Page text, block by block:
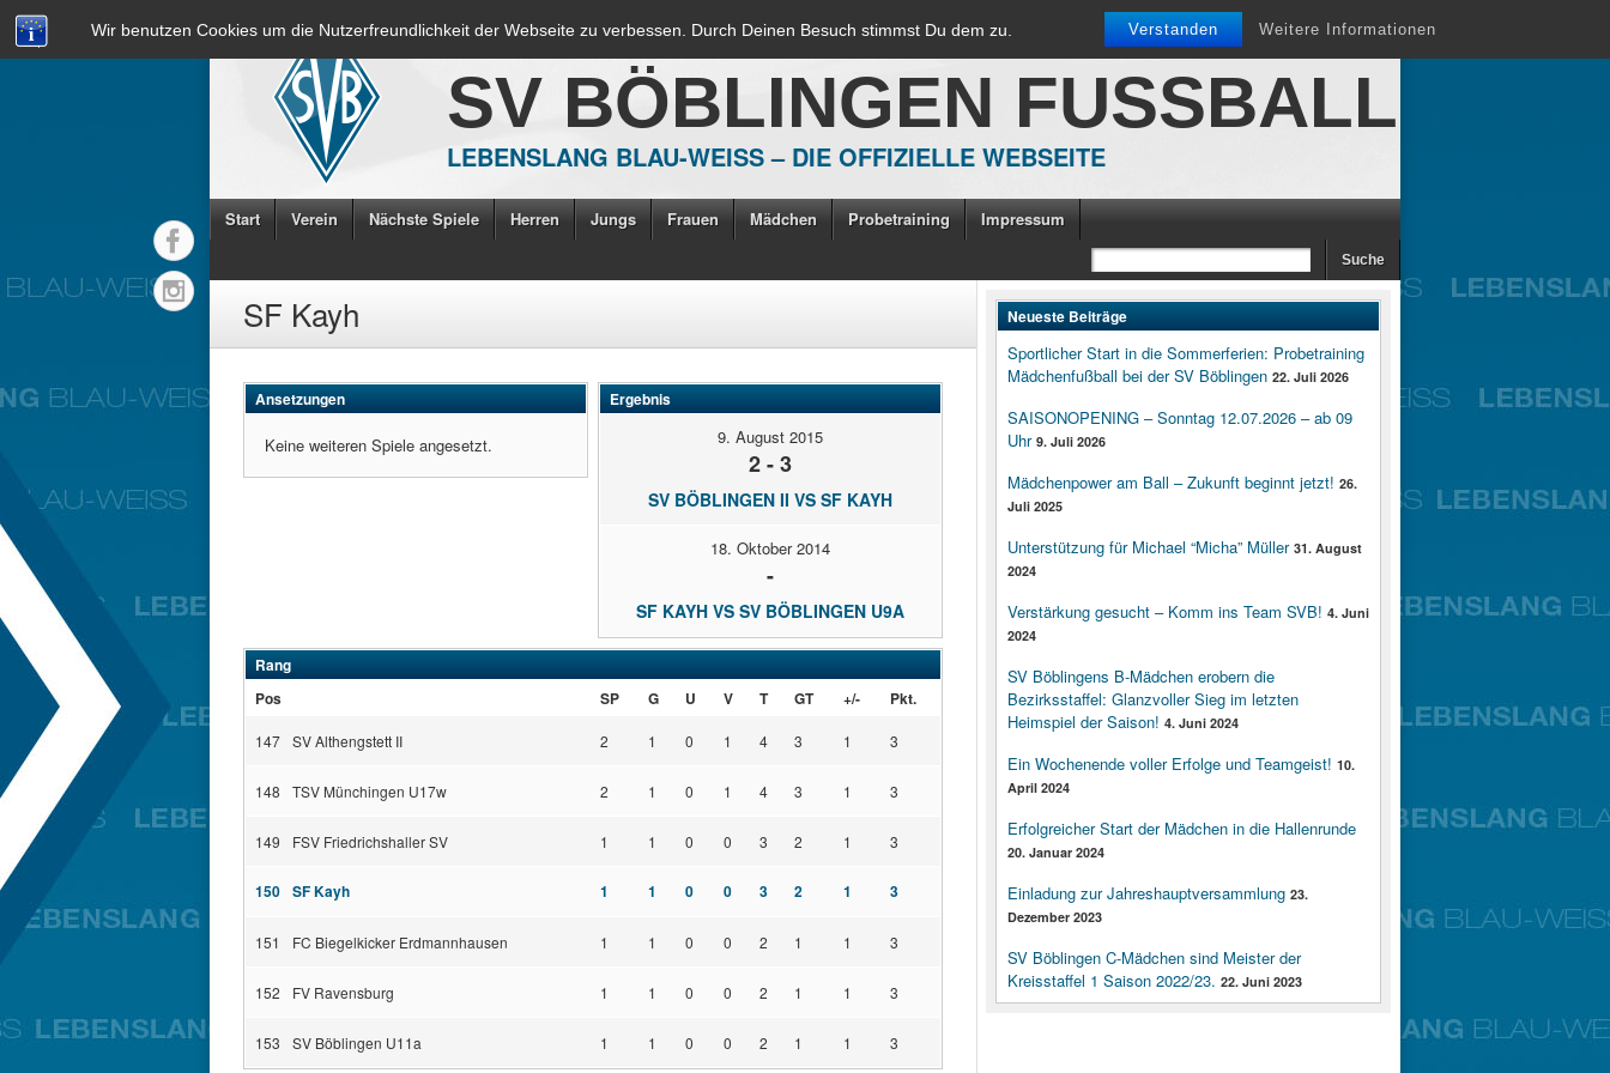
Wir benutzen Cookies um die Nutzerfreundlichkeit der Webseite zu verbessen. Durch Deinen Besuch stimmst Du dem zu. Verstanden Weitere Informationen
SV BÖBLINGEN FUSSBALL
LEBENSLANG BLAU-WEISS – DIE OFFIZIELLE WEBSEITE
Start Verein Nächste Spiele Herren Jungs Frauen Mädchen Probetraining Impressum
SF Kayh
Ansetzungen
Keine weiteren Spiele angesetzt.
Ergebnis
9. August 2015
2 - 3
SV BÖBLINGEN II VS SF KAYH
18. Oktober 2014
-
SF KAYH VS SV BÖBLINGEN U9A
Rang
Pos
SP G U V T GT +/- Pkt.
147 SV Althengstett II 2 1 0 1 4 3 1 3
148 TSV Münchingen U17w 2 1 0 1 4 3 1 3
149 FSV Friedrichshaller SV 1 1 0 0 3 2 1 3
150 SF Kayh 1 1 0 0 3 2 1 3
151 FC Biegelkicker Erdmannhausen 1 1 0 0 2 1 1 3
152 FV Ravensburg 1 1 0 0 2 1 1 3
153 SV Böblingen U11a 1 1 0 0 2 1 1 3
Neueste Beiträge
Sportlicher Start in die Sommerferien: Probetraining
Mädchenfußball bei der SV Böblingen 22. Juli 2026
SAISONOPENING – Sonntag 12.07.2026 – ab 09
Uhr 9. Juli 2026
Mädchenpower am Ball – Zukunft beginnt jetzt! 26.
Juli 2025
Unterstützung für Michael “Micha” Müller 31. August
2024
Verstärkung gesucht – Komm ins Team SVB! 4. Juni
2024
SV Böblingens B-Mädchen erobern die
Bezirksstaffel: Glanzvoller Sieg im letzten
Heimspiel der Saison! 4. Juni 2024
Ein Wochenende voller Erfolge und Teamgeist! 10.
April 2024
Erfolgreicher Start der Mädchen in die Hallenrunde
20. Januar 2024
Einladung zur Jahreshauptversammlung 23.
Dezember 2023
SV Böblingen C-Mädchen sind Meister der
Kreisstaffel 1 Saison 2022/23. 22. Juni 2023